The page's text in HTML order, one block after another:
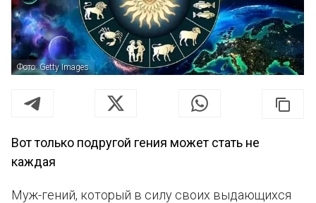
Фото: Getty Images
Вот только подругой гения может стать не
каждая
Муж-гений, который в силу своих выдающихся